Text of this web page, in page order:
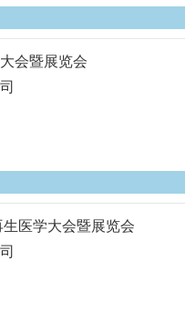
会暨展览会
医学大会暨展览会